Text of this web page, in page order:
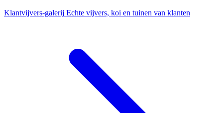
Klantvijvers-galerij Echte vijvers, koi en tuinen van klanten